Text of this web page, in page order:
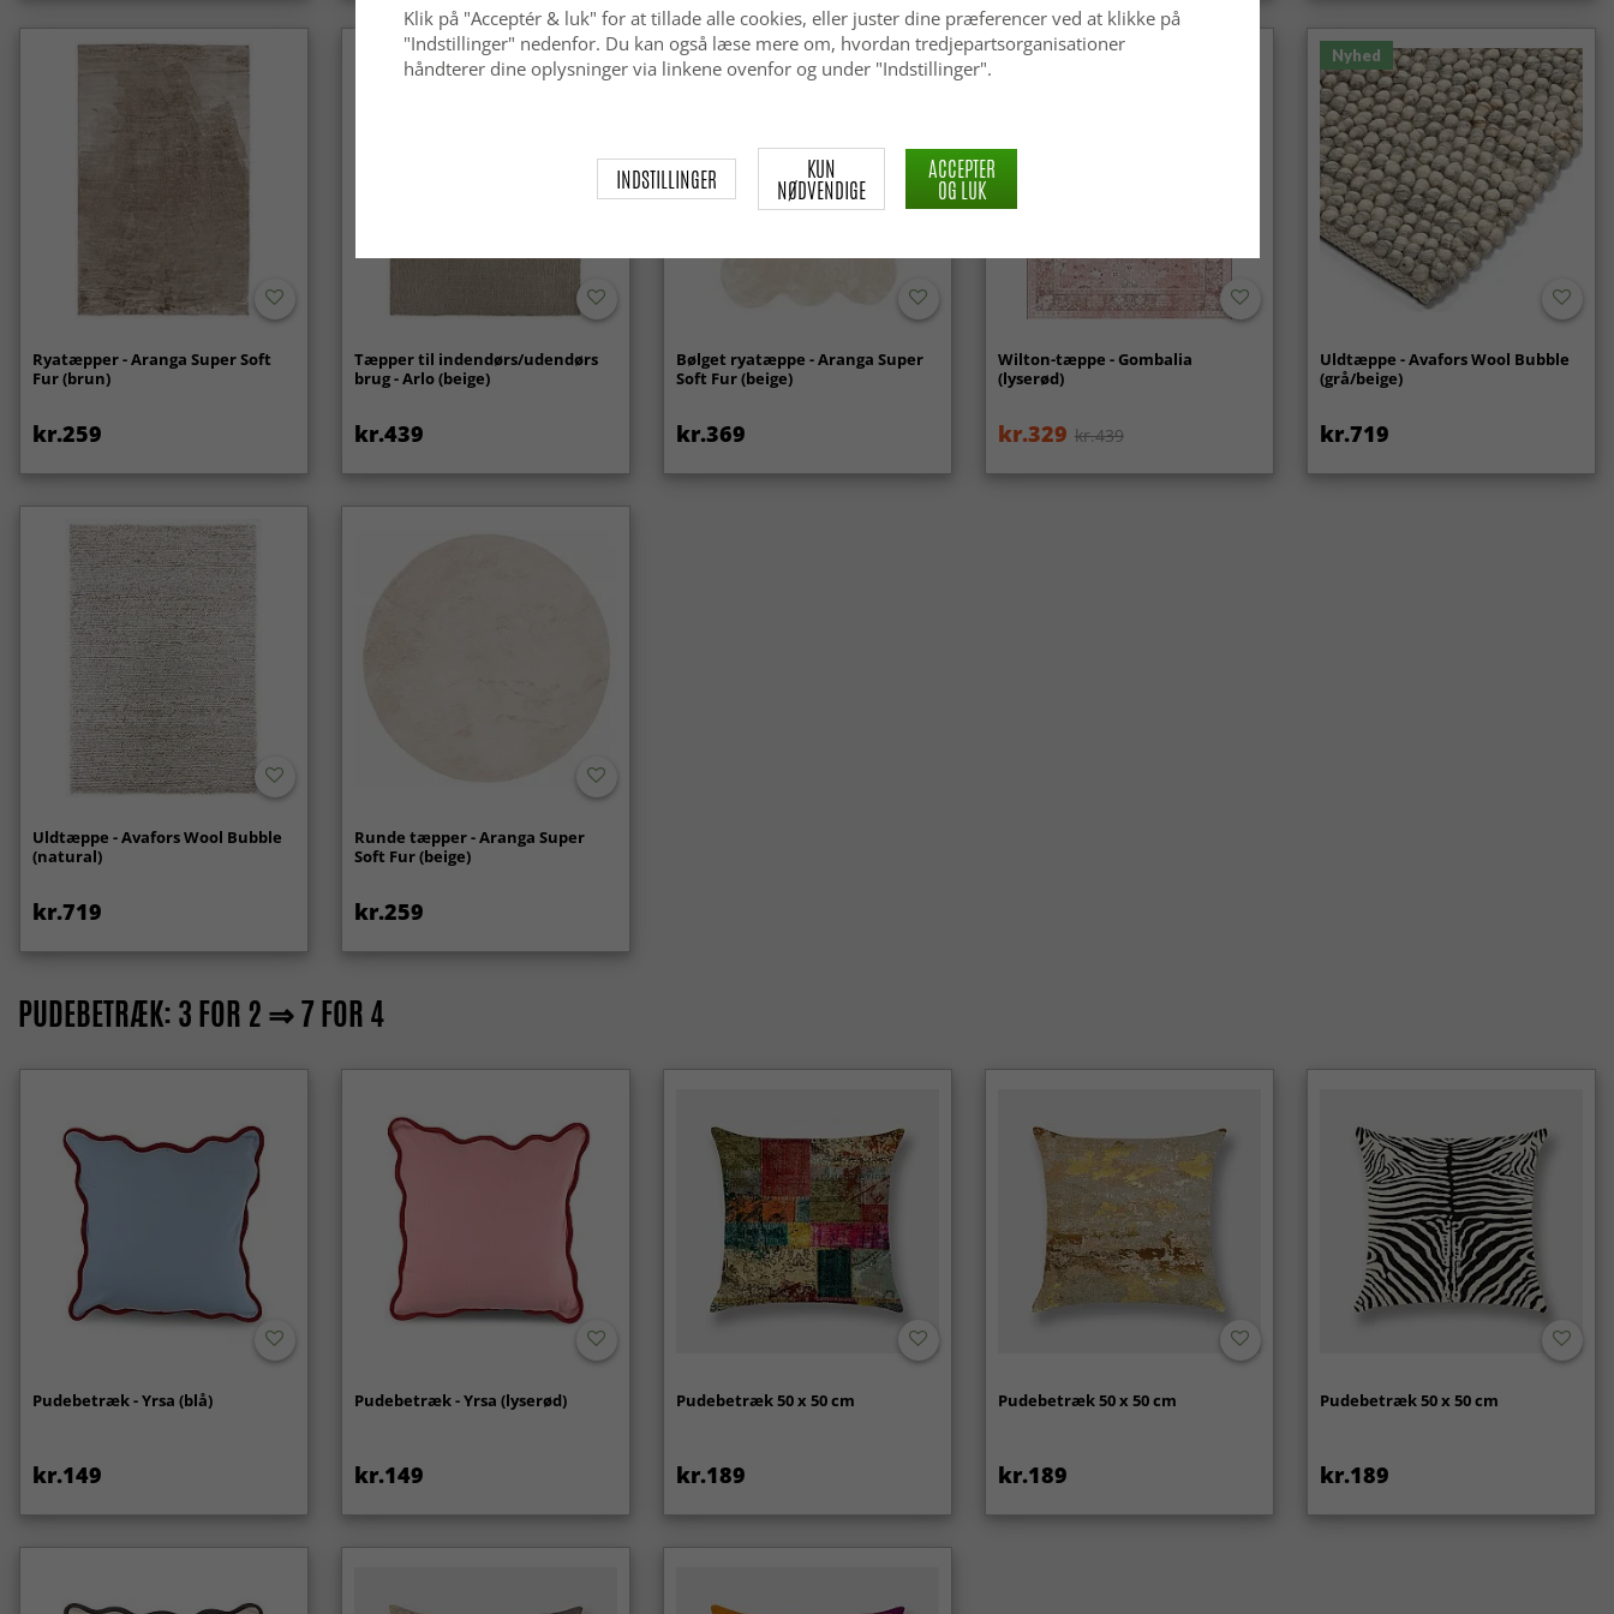
Ryatæpper - Aranga Super Soft
Fur (brun)
kr.259
Tæpper til indendørs/udendørs
brug - Arlo (beige)
kr.439
Nyhed
Bølget ryatæppe - Aranga Super
Soft Fur (beige)
kr.369
Wilton-tæppe - Gombalia
(lyserød)
kr.329 kr.439
Nyhed
Uldtæppe - Avafors Wool Bubble
(grå/beige)
kr.719
Uldtæppe - Avafors Wool Bubble
(natural)
kr.719
Runde tæpper - Aranga Super
Soft Fur (beige)
kr.259
PUDEBETRÆK: 3 FOR 2 ⇒ 7 FOR 4
Pudebetræk - Yrsa (blå)
kr.149
Pudebetræk - Yrsa (lyserød)
kr.149
Pudebetræk 50 x 50 cm
kr.189
Pudebetræk 50 x 50 cm
kr.189
Pudebetræk 50 x 50 cm
kr.189
Klik på "Acceptér & luk" for at tillade alle cookies, eller juster dine præferencer ved at klikke på
"Indstillinger" nedenfor. Du kan også læse mere om, hvordan tredjepartsorganisationer
håndterer dine oplysninger via linkene ovenfor og under "Indstillinger".
INDSTILLINGER KUN
NØDVENDIGE
ACCEPTER
OG LUK